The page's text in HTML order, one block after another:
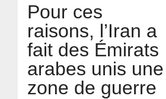
Pour ces
raisons, l’Iran a
fait des Émirats
arabes unis une
zone de guerre